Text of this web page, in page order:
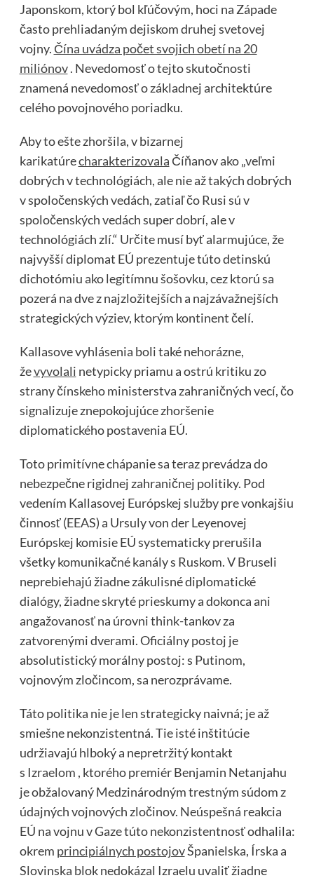
Japonskom, ktorý bol kľúčovým, hoci na Západe
často prehliadaným dejiskom druhej svetovej
vojny. Čína uvádza počet svojich obetí na 20
miliónov. Nevedomosť o tejto skutočnosti
znamená nevedomosť o základnej architektúre
celého povojnového poriadku.
Aby to ešte zhoršila, v bizarnej
karikatúrecharakterizovala Číňanov ako „veľmi
dobrých v technológiách, ale nie až takých dobrých
v spoločenských vedách, zatiaľ čo Rusi sú v
spoločenských vedách super dobrí, ale v
technológiách zlí.“ Určite musí byť alarmujúce, že
najvyšší diplomat EÚ prezentuje túto detinskú
dichotómiu ako legitímnu šošovku, cez ktorú sa
pozerá na dve z najzložitejších a najzávažnejších
strategických výziev, ktorým kontinent čelí.
Kallasove vyhlásenia boli také nehorázne,
ževyvolali netypicky priamu a ostrú kritiku zo
strany čínskeho ministerstva zahraničných vecí, čo
signalizuje znepokojujúce zhoršenie
diplomatického postavenia EÚ.
Toto primitívne chápanie sa teraz prevádza do
nebezpečne rigidnej zahraničnej politiky. Pod
vedením Kallasovej Európskej služby pre vonkajšiu
činnosť (EEAS) a Ursuly von der Leyenovej
Európskej komisie EÚ systematicky prerušila
všetky komunikačné kanály s Ruskom. V Bruseli
neprebiehajú žiadne zákulisné diplomatické
dialógy, žiadne skryté prieskumy a dokonca ani
angažovanosť na úrovni think-tankov za
zatvorenými dverami. Oficiálny postoj je
absolutistický morálny postoj: s Putinom,
vojnovým zločincom, sa nerozprávame.
Táto politika nie je len strategicky naivná; je až
smiešne nekonzistentná. Tie isté inštitúcie
udržiavajú hlboký a nepretržitý kontakt
s Izraelom , ktorého premiér Benjamin Netanjahu
je obžalovaný Medzinárodným trestným súdom z
údajných vojnových zločinov. Neúspešná reakcia
EÚ na vojnu v Gaze túto nekonzistentnosť odhalila:
okrem principiálnych postojovŠpanielska, Írska a
Slovinska blok nedokázal Izraelu uvaliť žiadne